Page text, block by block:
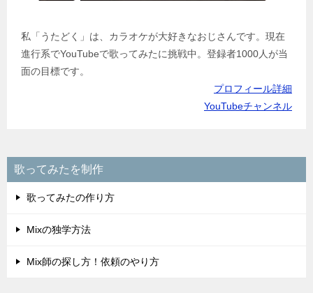
私「うたどく」は、カラオケが大好きなおじさんです。現在
進行系でYouTubeで歌ってみたに挑戦中。登録者1000人が当
面の目標です。
プロフィール詳細
YouTubeチャンネル
歌ってみたを制作
歌ってみたの作り方
Mixの独学方法
Mix師の探し方！依頼のやり方